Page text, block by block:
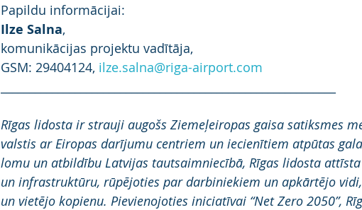
Papildu informācijai:
Ilze Salna,
komunikācijas projektu vadītāja,
GSM: 29404124, ilze.salna@riga-airport.com
Rīgas lidosta ir strauji augošs Ziemeļeiropas gaisa satiksmes
valstis ar Eiropas darījumu centriem un iecienītiem atpūtas
lomu un atbildību Latvijas tautsaimniecībā, Rīgas lidosta
un infrastruktūru, rūpējoties par darbiniekiem un apkārtējo
un vietējo kopienu. Pievienojoties iniciatīvai “Net Zero 2050”,